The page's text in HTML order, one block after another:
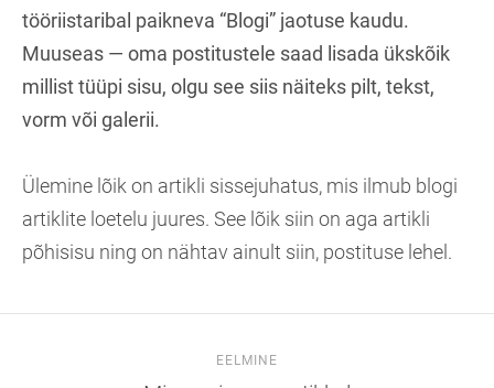
tööriistaribal paikneva “Blogi” jaotuse kaudu.
Muuseas — oma postitustele saad lisada ükskõik
millist tüüpi sisu, olgu see siis näiteks pilt, tekst,
vorm või galerii.
Ülemine lõik on artikli sissejuhatus, mis ilmub blogi
artiklite loetelu juures. See lõik siin on aga artikli
põhisisu ning on nähtav ainult siin, postituse lehel.
EELMINE